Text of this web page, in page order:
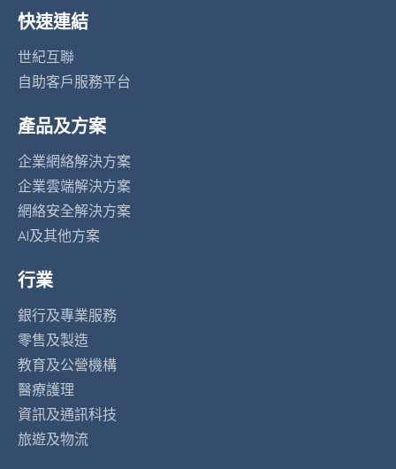
快速連結
世紀互聯
自助客戶服務平台
產品及方案
企業網絡解決方案
企業雲端解決方案
網絡安全解決方案
AI及其他方案
行業
銀行及專業服務
零售及製造
教育及公營機構
醫療護理
資訊及通訊科技
旅遊及物流